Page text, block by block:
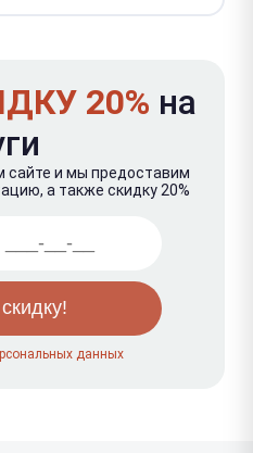
20% на
сайте и мы предоставим
а также скидку 20%
данных